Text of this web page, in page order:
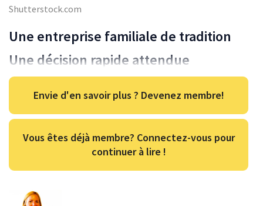
Shutterstock.com
Une entreprise familiale de tradition
Une décision rapide attendue
Envie d'en savoir plus ? Devenez membre!
Vous êtes déjà membre? Connectez-vous pour
continuer à lire !